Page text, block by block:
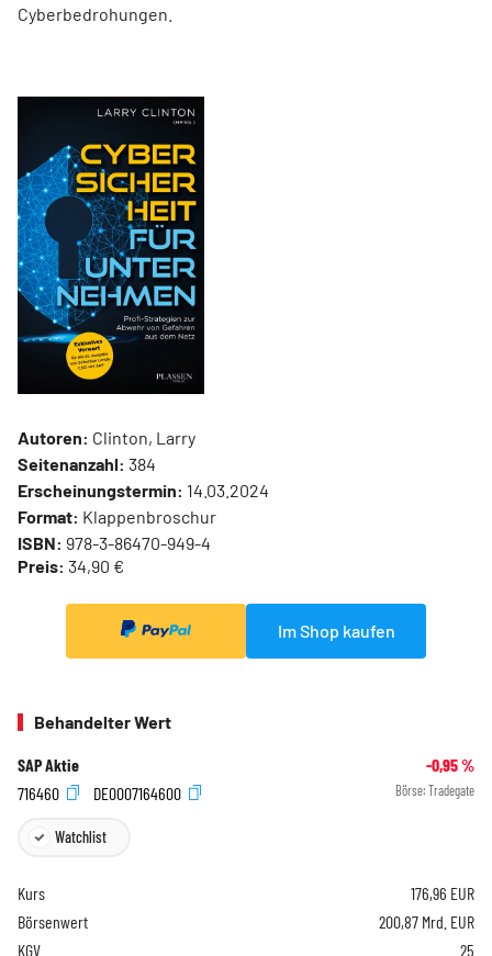
Cyberbedrohungen.
Autoren: Clinton, Larry
Seitenanzahl: 384
Erscheinungstermin: 14.03.2024
Format: Klappenbroschur
ISBN: 978-3-86470-949-4
Preis: 34,90 €
Im Shop kaufen
Behandelter Wert
SAP Aktie -0,95%
716460
DE0007164600 Börse: Tradegate
Watchlist
Kurs 176,96 EUR
Börsenwert
200,87 Mrd. EUR
KGV
25